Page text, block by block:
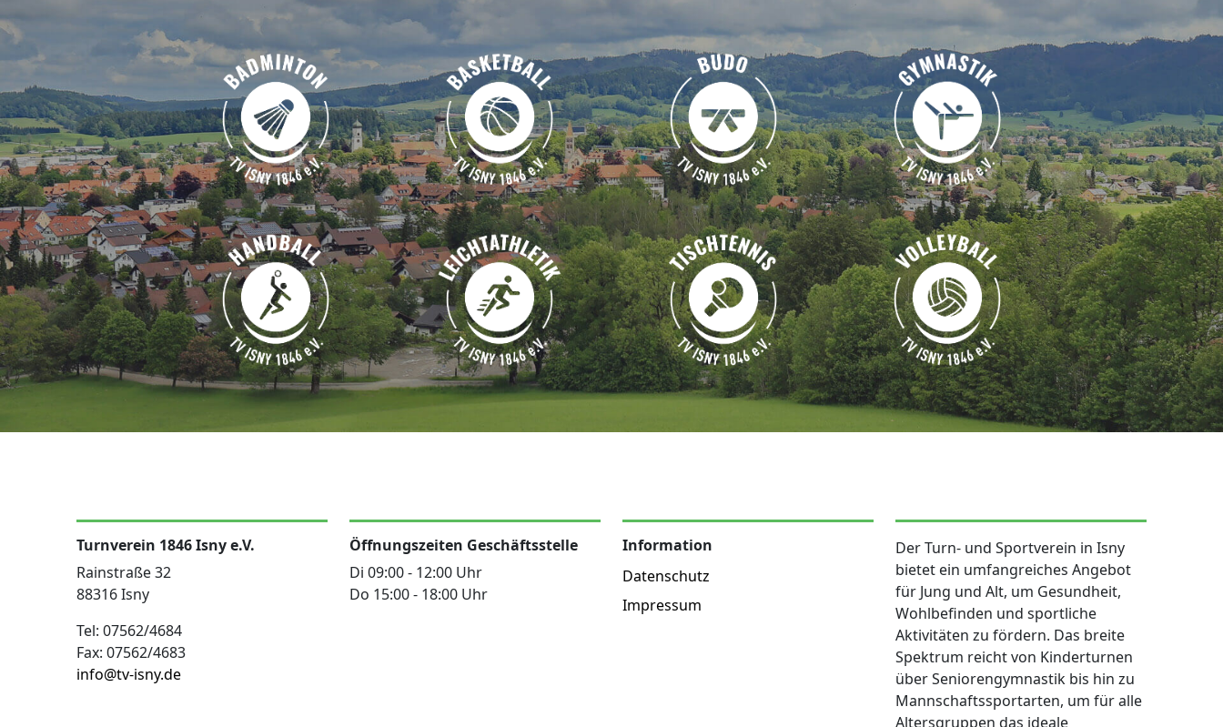
Turnverein 1846 Isny e.V.
Rainstraße 32
88316 Isny
Tel: 07562/4684
Fax: 07562/4683
info@tv-isny.de
Öffnungszeiten Geschäftsstelle
Di 09:00 - 12:00 Uhr
Do 15:00 - 18:00 Uhr
Information
Datenschutz
Impressum
Der Turn- und Sportverein in Isny
bietet ein umfangreiches Angebot
für Jung und Alt, um Gesundheit,
Wohlbefinden und sportliche
Aktivitäten zu fördern. Das breite
Spektrum reicht von Kinderturnen
über Seniorengymnastik bis hin zu
Mannschaftssportarten, um für alle
Altersgruppen das ideale